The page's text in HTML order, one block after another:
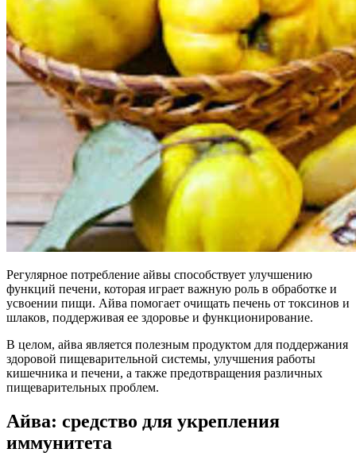
Регулярное потребление айвы способствует улучшению
функций печени, которая играет важную роль в обработке и
усвоении пищи. Айва помогает очищать печень от токсинов и
шлаков, поддерживая ее здоровье и функционирование.
В целом, айва является полезным продуктом для поддержания
здоровой пищеварительной системы, улучшения работы
кишечника и печени, а также предотвращения различных
пищеварительных проблем.
Айва: средство для укрепления
иммунитета